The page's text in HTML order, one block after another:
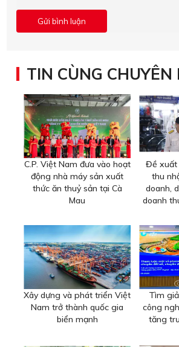
TIN CÙNG CHUYÊN
C.P. Việt Nam đưa vào hoạt
động nhà máy sản xuất
thức ăn thuỷ sản tại Cà
Mau
Đề xuất
thu
doanh,
doanh
Xây dựng và phát triển Việt
Nam trở thành quốc gia
biển mạnh
Tìm
công
tăng